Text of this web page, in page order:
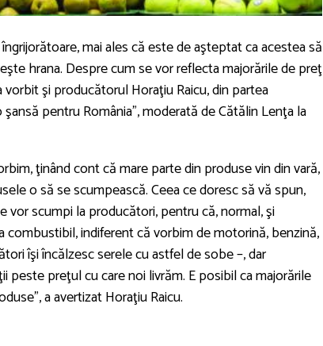
mai ales că este de aşteptat ca acestea să
hrana. Despre cum se vor reflecta majorările de preţ
şi producătorul Horaţiu Raicu, din partea
pentru România”, moderată de Cătălin Lenţa la
ţinând cont că mare parte din produse vin din vară,
o să se scumpească. Ceea ce doresc să vă spun,
scumpi la producători, pentru că, normal, şi
combustibil, indiferent că vorbim de motorină, benzină,
îşi încălzesc serele cu astfel de sobe –, dar
preţul cu care noi livrăm. E posibil ca majorările
a avertizat Horaţiu Raicu.